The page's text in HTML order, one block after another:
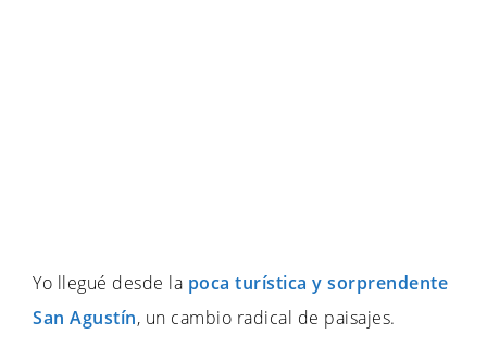
Yo llegué desde la poca turística y sorprendente
San Agustín, un cambio radical de paisajes.